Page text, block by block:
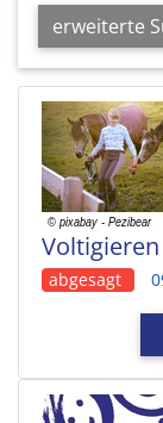
erweiterte
abgesagt